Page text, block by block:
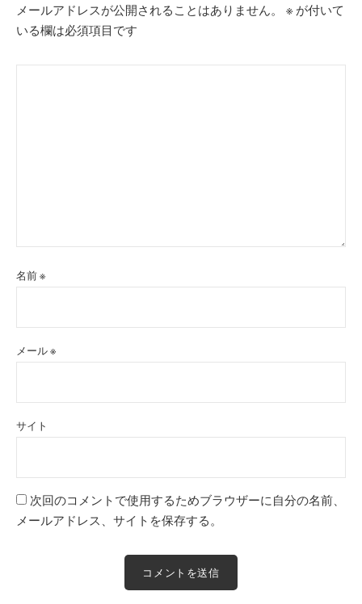
メールアドレスが公開されることはありません。 ※ が付いて
いる欄は必須項目です
名前※
メール※
サイト
次回のコメントで使用するためブラウザーに自分の名前、
メールアドレス、サイトを保存する。